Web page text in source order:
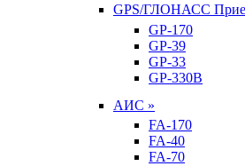
GPS/ГЛОНАСС
GP-170
GP-39
GP-33
GP-330B
АИС »
FA-170
FA-40
FA-70